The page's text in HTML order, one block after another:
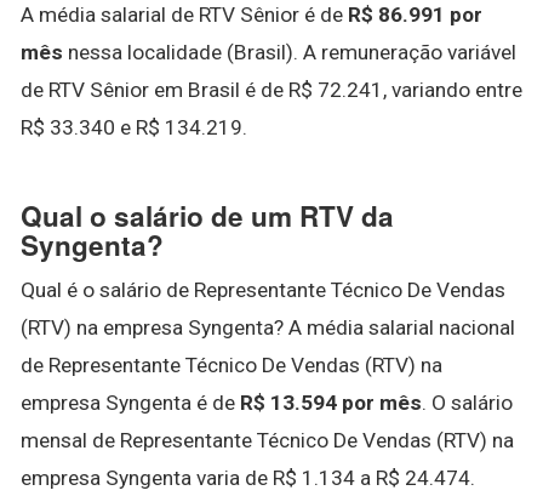
A média salarial de RTV Sênior é de R$ 86.991 por
mês nessa localidade (Brasil). A remuneração variável
de RTV Sênior em Brasil é de R$ 72.241, variando entre
R$ 33.340 e R$ 134.219.
Qual o salário de um RTV da
Syngenta?
Qual é o salário de Representante Técnico De Vendas
(RTV) na empresa Syngenta? A média salarial nacional
de Representante Técnico De Vendas (RTV) na
empresa Syngenta é de R$ 13.594 por mês. O salário
mensal de Representante Técnico De Vendas (RTV) na
empresa Syngenta varia de R$ 1.134 a R$ 24.474.